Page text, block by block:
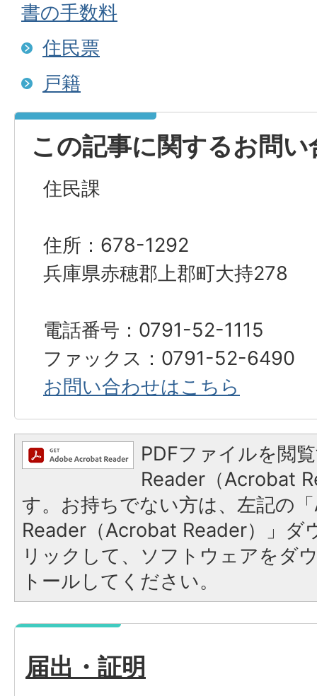
書の手数料
住民票
戸籍
この記事に関するお問い
住民課
住所：678-1292
兵庫県赤穂郡上郡町大持278
電話番号：0791-52-1115
ファックス：0791-52-6490
お問い合わせはこちら
PDFファイルを閲
Reader（Acrobat
す。お持ちでない方は、左記の
Reader（Acrobat Reader）」ダ
リックして、ソフトウェアをダ
トールしてください。
届出・証明